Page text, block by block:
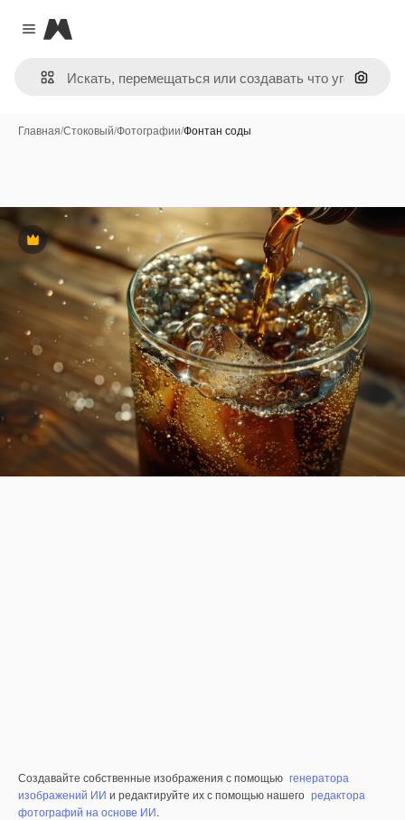
Close menu
Magnific
Поиск
Главная/Стоковый/Фотографии/Фонтан соды
Премиум
Создавайте собственные изображения с помощью генератора
изображений ИИ и редактируйте их с помощью нашего редактора
фотографий на основе ИИ.